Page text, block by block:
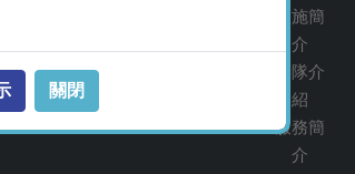
，由B棟電梯搭至四樓並往生
設施簡
介
團隊介
紹
服務簡
介
關閉